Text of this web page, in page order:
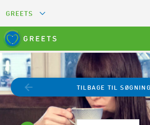
GREETS
GREEN KEY
GREEN RESTAURANT
GREEN SPORT FACILITY
GREEN TOURISM ORGANIZATION
TILBAGE TIL SØGNING